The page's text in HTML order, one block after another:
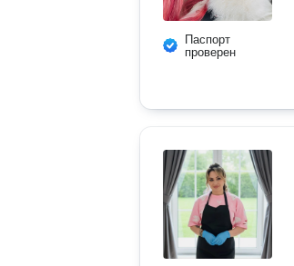
Паспорт
проверен